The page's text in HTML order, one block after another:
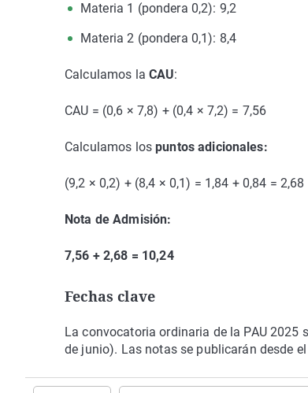
Materia 1 (pondera 0,2): 9,2
Materia 2 (pondera 0,1): 8,4
Calculamos la CAU:
CAU = (0,6 × 7,8) + (0,4 × 7,2) = 7,56
Calculamos lospuntos adicionales:
(9,2 × 0,2) + (8,4 × 0,1) = 1,84 + 0,84 = 2,68
Nota de Admisión:
7,56 + 2,68 = 10,24
Fechas clave
La convocatoria ordinaria de la PAU 2025
de junio). Las notas se publicarán desde el